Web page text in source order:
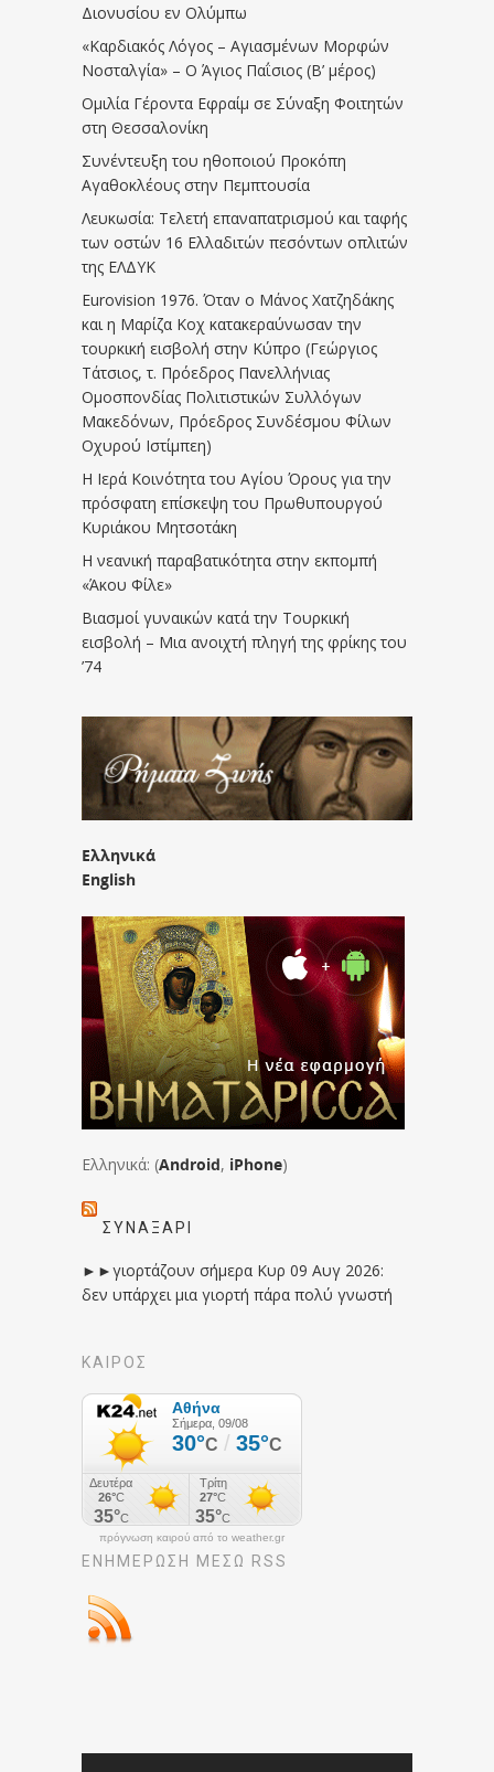
Διονυσίου εν Ολύμπω
«Καρδιακός Λόγος – Αγιασμένων Μορφών
Νοσταλγία» – Ο Άγιος Παΐσιος (Β’ μέρος)
Ομιλία Γέροντα Εφραίμ σε Σύναξη Φοιτητών
στη Θεσσαλονίκη
Συνέντευξη του ηθοποιού Προκόπη
Αγαθοκλέους στην Πεμπτουσία
Λευκωσία: Τελετή επαναπατρισμού και ταφής
των οστών 16 Ελλαδιτών πεσόντων οπλιτών
της ΕΛΔΥΚ
Eurovision 1976. Όταν ο Μάνος Χατζηδάκης
και η Μαρίζα Κοχ κατακεραύνωσαν την
τουρκική εισβολή στην Κύπρο (Γεώργιος
Τάτσιος, τ. Πρόεδρος Πανελλήνιας
Ομοσπονδίας Πολιτιστικών Συλλόγων
Μακεδόνων, Πρόεδρος Συνδέσμου Φίλων
Οχυρού Ιστίμπεη)
Η Ιερά Κοινότητα του Αγίου Όρους για την
πρόσφατη επίσκεψη του Πρωθυπουργού
Κυριάκου Μητσοτάκη
Η νεανική παραβατικότητα στην εκπομπή
«Άκου Φίλε»
Βιασμοί γυναικών κατά την Τουρκική
εισβολή – Μια ανοιχτή πληγή της φρίκης του
’74
Ελληνικά
English
Ελληνικά: (Android, iPhone)
ΣΥΝΑΞΆΡΙ
►►γιορτάζουν σήμερα Κυρ 09 Αυγ 2026:
δεν υπάρχει μια γιορτή πάρα πολύ γνωστή
ΚΑΙΡΟΣ
πρόγνωση καιρού από το weather.gr
ΕΝΗΜΈΡΩΣΉ ΜΕΣΩ RSS